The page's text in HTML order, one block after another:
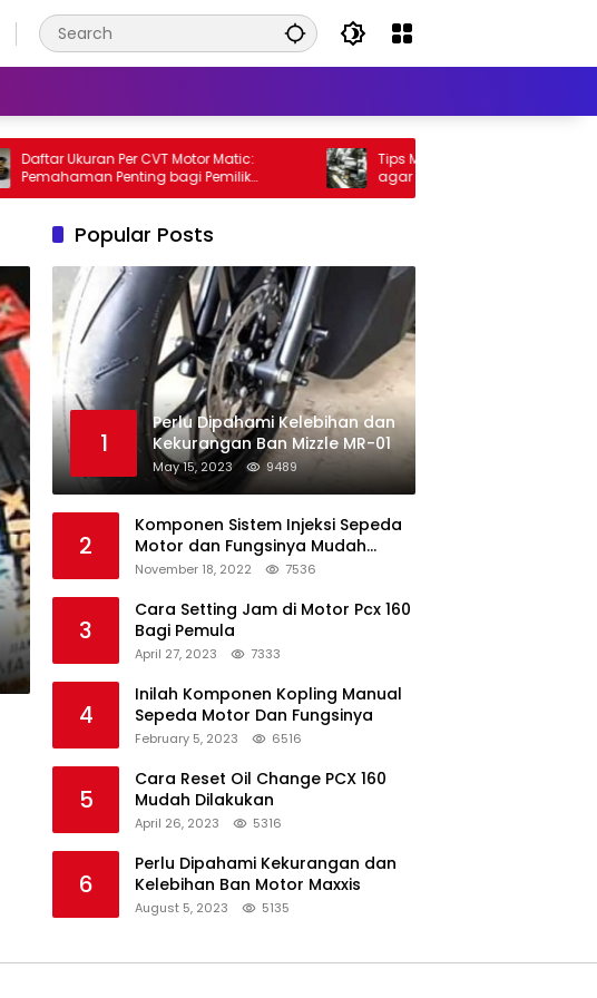
Ukuran Per CVT Motor Matic:
Penting bagi Pemilik
Tips Meningkatkan Performa Motor
agar Lebih Kencang
Popular Posts
1
Perlu Dipahami Kelebihan dan
Kekurangan Ban Mizzle MR-01
May 15, 2023 9489
2
Komponen Sistem Injeksi Sepeda
Motor dan Fungsinya Mudah
Untuk Dipahami
November 18, 2022 7536
3
Cara Setting Jam di Motor Pcx 160
Bagi Pemula
April 27, 2023 7333
4
Inilah Komponen Kopling Manual
Sepeda Motor Dan Fungsinya
February 5, 2023 6516
5
Cara Reset Oil Change PCX 160
Mudah Dilakukan
April 26, 2023 5316
6
Perlu Dipahami Kekurangan dan
Kelebihan Ban Motor Maxxis
August 5, 2023 5135